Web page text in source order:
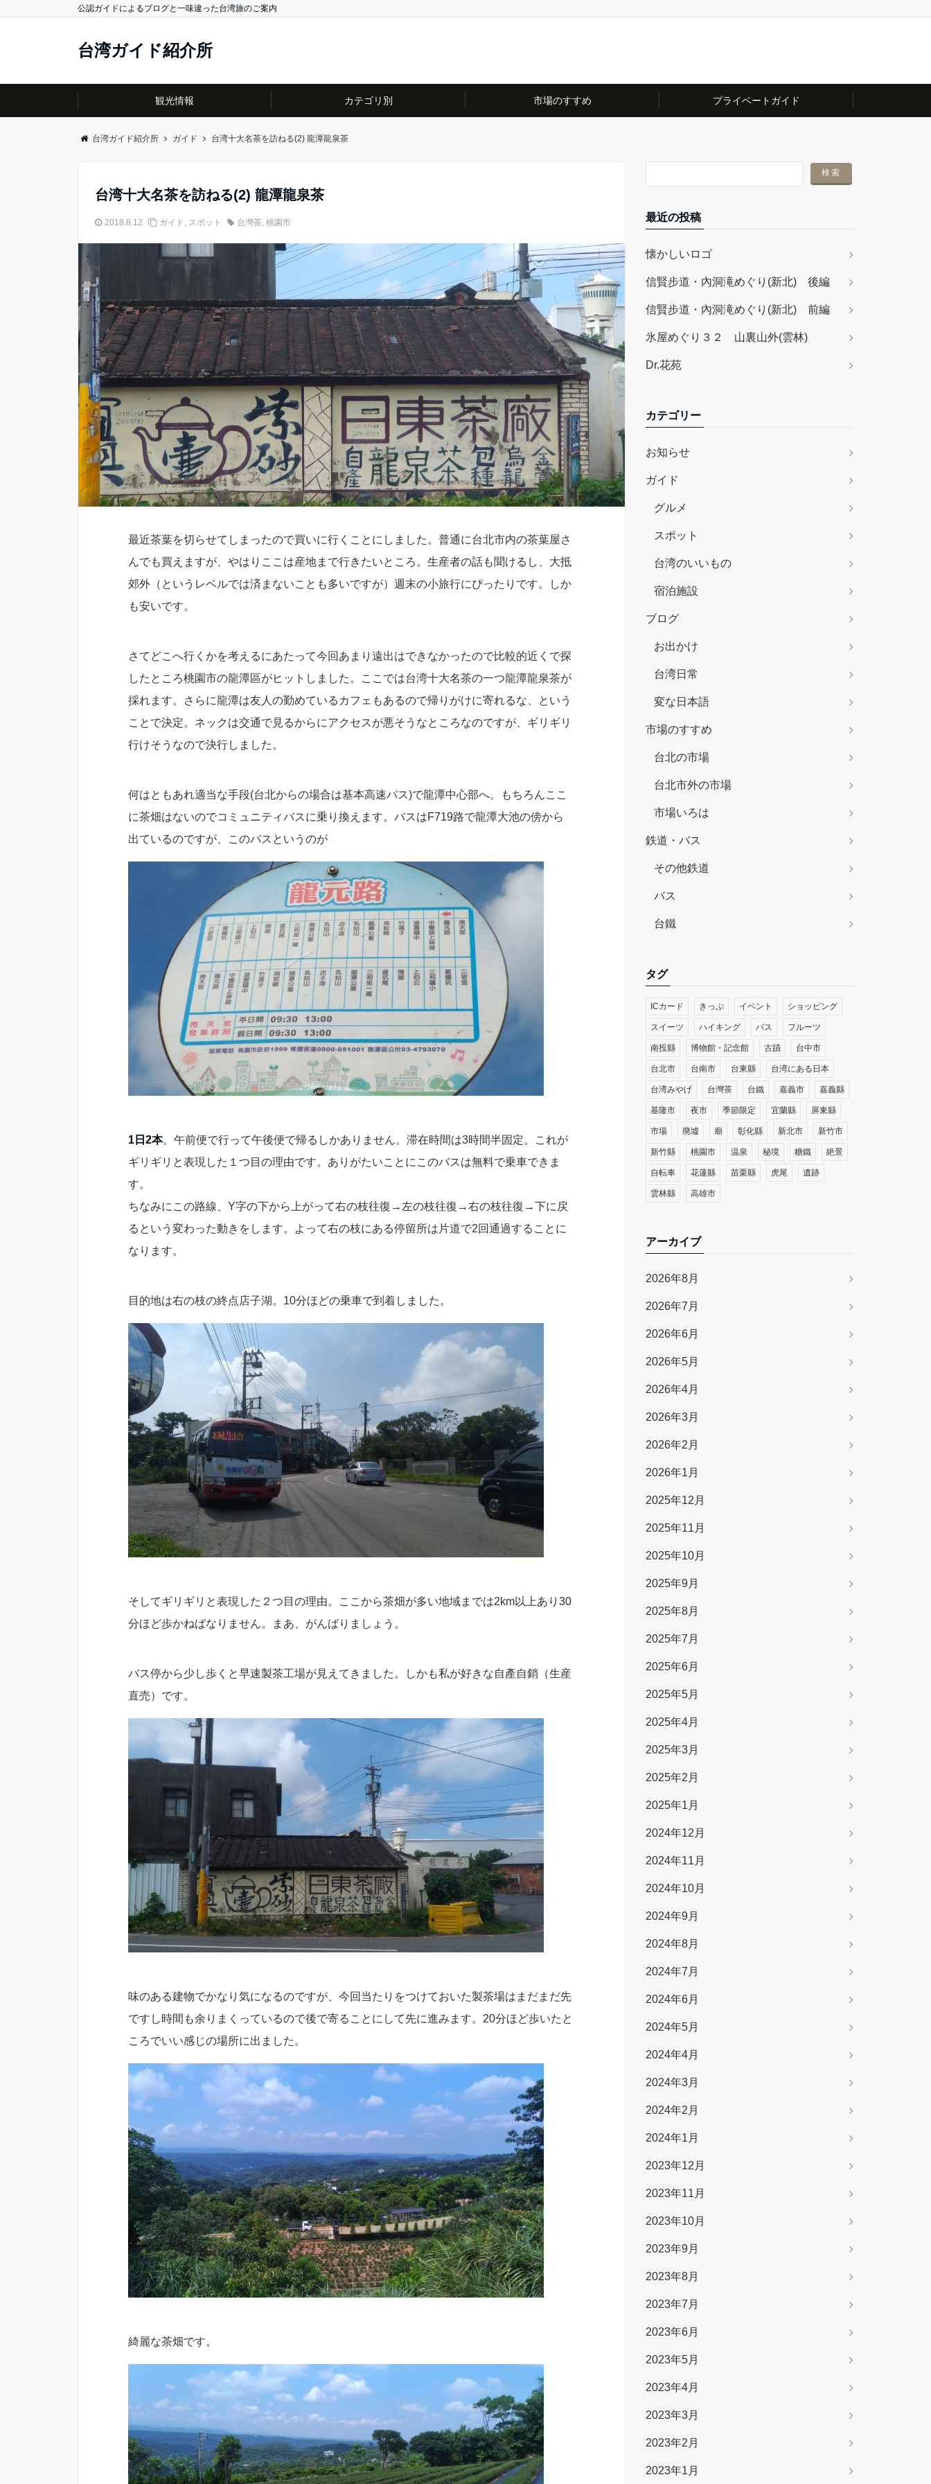
公認ガイドによるブログと一味違った台湾旅のご案内
台湾ガイド紹介所
観光情報 カテゴリ別 市場のすすめ プライベートガイド
台湾ガイド紹介所 ガイド 台湾十大名茶を訪ねる(2) 龍潭龍泉茶
台湾十大名茶を訪ねる(2) 龍潭龍泉茶
2018.8.12 ガイド , スポット 台灣茶, 桃園市
最近茶葉を切らせてしまったので買いに行くことにしました。普通に台北市内の茶葉屋さ
んでも買えますが、やはりここは産地まで行きたいところ。生産者の話も聞けるし、大抵
郊外（というレベルでは済まないことも多いですが）週末の小旅行にぴったりです。しか
も安いです。
さてどこへ行くかを考えるにあたって今回あまり遠出はできなかったので比較的近くで探
したところ桃園市の龍潭區がヒットしました。ここでは台湾十大名茶の一つ龍潭龍泉茶が
採れます。さらに龍潭は友人の勤めているカフェもあるので帰りがけに寄れるな、という
ことで決定。ネックは交通で見るからにアクセスが悪そうなところなのですが、ギリギリ
行けそうなので決行しました。
何はともあれ適当な手段(台北からの場合は基本高速バス)で龍潭中心部へ。もちろんここ
に茶畑はないのでコミュニティバスに乗り換えます。バスはF719路で龍潭大池の傍から
出ているのですが、このバスというのが
1日2本。午前便で行って午後便で帰るしかありません。滞在時間は3時間半固定。これが
ギリギリと表現した１つ目の理由です。ありがたいことにこのバスは無料で乗車できま
す。
ちなみにこの路線、Y字の下から上がって右の枝往復→左の枝往復→右の枝往復→下に戻
るという変わった動きをします。よって右の枝にある停留所は片道で2回通過することに
なります。
目的地は右の枝の終点店子湖。10分ほどの乗車で到着しました。
そしてギリギリと表現した２つ目の理由。ここから茶畑が多い地域までは2km以上あり30
分ほど歩かねばなりません。まあ、がんばりましょう。
バス停から少し歩くと早速製茶工場が見えてきました。しかも私が好きな自產自銷（生産
直売）です。
味のある建物でかなり気になるのですが、今回当たりをつけておいた製茶場はまだまだ先
ですし時間も余りまくっているので後で寄ることにして先に進みます。20分ほど歩いたと
ころでいい感じの場所に出ました。
綺麗な茶畑です。
最近の投稿
懐かしいロゴ
信賢步道・內洞滝めぐり(新北) 後編
信賢步道・內洞滝めぐり(新北) 前編
氷屋めぐり３２ 山裏山外(雲林)
Dr.花苑
カテゴリー
お知らせ
ガイド
グルメ
スポット
台湾のいいもの
宿泊施設
ブログ
お出かけ
台湾日常
変な日本語
市場のすすめ
台北の市場
台北市外の市場
市場いろは
鉄道・バス
その他鉄道
バス
台鐵
タグ
ICカード きっぷ イベント ショッピング
スイーツ ハイキング バス フルーツ
南投縣 博物館・記念館 古蹟 台中市
台北市 台南市 台東縣 台湾にある日本
台湾みやげ 台灣茶 台鐵 嘉義市 嘉義縣
基隆市 夜市 季節限定 宜蘭縣 屏東縣
市場 廃墟 廟 彰化縣 新北市 新竹市
新竹縣 桃園市 温泉 秘境 糖鐵 絶景
自転車 花蓮縣 苗栗縣 虎尾 遺跡
雲林縣 高雄市
アーカイブ
2026年8月
2026年7月
2026年6月
2026年5月
2026年4月
2026年3月
2026年2月
2026年1月
2025年12月
2025年11月
2025年10月
2025年9月
2025年8月
2025年7月
2025年6月
2025年5月
2025年4月
2025年3月
2025年2月
2025年1月
2024年12月
2024年11月
2024年10月
2024年9月
2024年8月
2024年7月
2024年6月
2024年5月
2024年4月
2024年3月
2024年2月
2024年1月
2023年12月
2023年11月
2023年10月
2023年9月
2023年8月
2023年7月
2023年6月
2023年5月
2023年4月
2023年3月
2023年2月
2023年1月